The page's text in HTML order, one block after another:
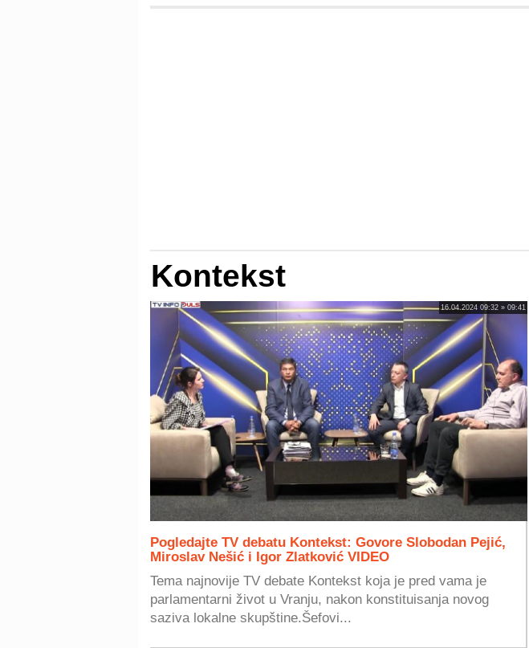
Kontekst
16.04.2024 09:32 » 09:41
Pogledajte TV debatu Kontekst: Govore Slobodan Pejić,
Miroslav Nešić i Igor Zlatković VIDEO
Tema najnovije TV debate Kontekst koja je pred vama je
parlamentarni život u Vranju, nakon konstituisanja novog
saziva lokalne skupštine.Šefovi...